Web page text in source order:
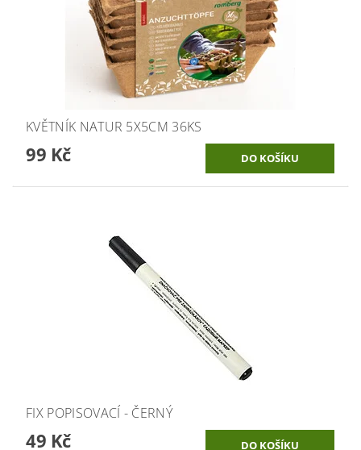
KVĚTNÍK NATUR 5X5CM 36KS
99 Kč
FIX POPISOVACÍ - ČERNÝ
49 Kč